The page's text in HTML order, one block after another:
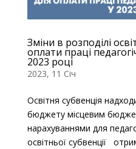
Зміни в розподілі
оплати праці
2023 році
2023, 11 Січ
Освітня субвенція
бюджету місцевим
нарахуваннями для
освітньої субвенції